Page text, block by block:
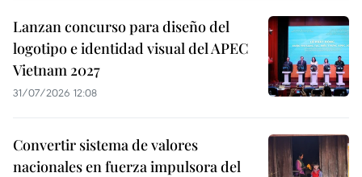
Lanzan concurso para diseño del
logotipo e identidad visual del APEC
Vietnam 2027
31/07/2026 12:08
Convertir sistema de valores
nacionales en fuerza impulsora del